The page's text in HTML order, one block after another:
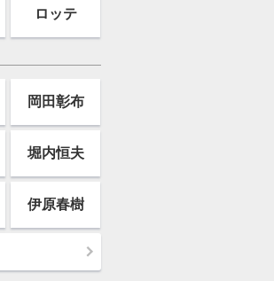
ロッテ
岡田彰布
堀内恒夫
伊原春樹